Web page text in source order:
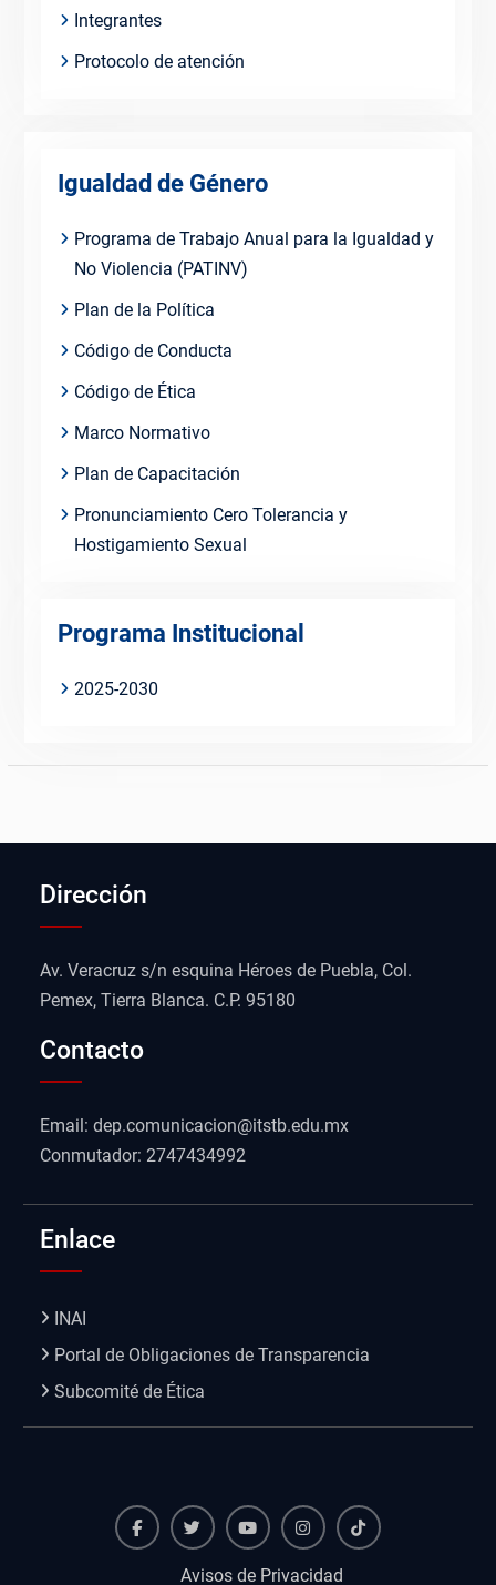
Integrantes
Protocolo de atención
Igualdad de Género
Programa de Trabajo Anual para la Igualdad y
No Violencia (PATINV)
Plan de la Política
Código de Conducta
Código de Ética
Marco Normativo
Plan de Capacitación
Pronunciamiento Cero Tolerancia y
Hostigamiento Sexual
Programa Institucional
2025-2030
Dirección
Av. Veracruz s/n esquina Héroes de Puebla, Col.
Pemex, Tierra Blanca. C.P. 95180
Contacto
Email: dep.comunicacion@itstb.edu.mx
Conmutador: 2747434992
Enlace
INAI
Portal de Obligaciones de Transparencia
Subcomité de Ética
Avisos de Privacidad